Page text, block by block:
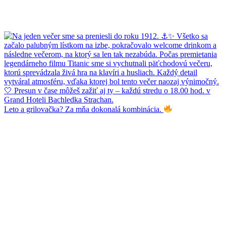
Leto a grilovačka? Za mňa dokonalá kombinácia.